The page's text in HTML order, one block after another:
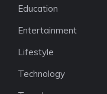
Education
Entertainment
Lifestyle
Technology